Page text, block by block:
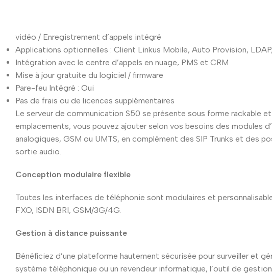
vidéo / Enregistrement d’appels intégré
Applications optionnelles : Client Linkus Mobile, Auto Provision,
Intégration avec le centre d’appels en nuage, PMS et CRM
Mise à jour gratuite du logiciel / firmware
Pare-feu Intégré : Oui
Pas de frais ou de licences supplémentaires
Le serveur de communication S50 se présente sous forme rackable
emplacements, vous pouvez ajouter selon vos besoins des modules
analogiques, GSM ou UMTS, en complément des SIP Trunks et des
sortie audio.
Conception modulaire flexible
Toutes les interfaces de téléphonie sont modulaires et
FXO, ISDN BRI, GSM/3G/4G.
Gestion à distance puissante
Bénéficiez d’une plateforme hautement sécurisée pour surveiller et
système téléphonique ou un revendeur informatique, l’outil de